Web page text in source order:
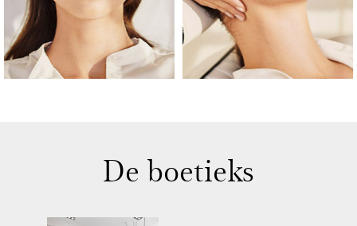
De boetieks